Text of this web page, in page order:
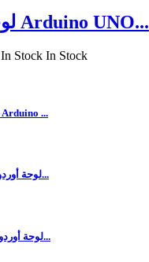
لوحة أوردوينو Arduino UNO...
In Stock In Stock
لوحة أوردوينو Arduino ...
لوحة أوردوينو جك مايكر...
لوحة أوردوينو بدون كيب...